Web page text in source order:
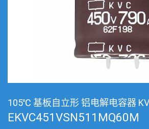
105℃ 基板自立形 铝电解电容器
EKVC451VSN511MQ60M